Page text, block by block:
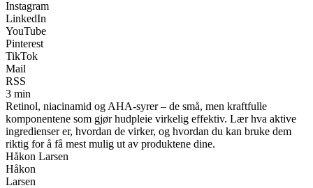
Instagram
LinkedIn
YouTube
Pinterest
TikTok
Mail
RSS
3 min
Retinol, niacinamid og AHA-syrer – de små, men kraftfulle
komponentene som gjør hudpleie virkelig effektiv. Lær hva aktive
ingredienser er, hvordan de virker, og hvordan du kan bruke dem
riktig for å få mest mulig ut av produktene dine.
Håkon Larsen
Håkon
Larsen